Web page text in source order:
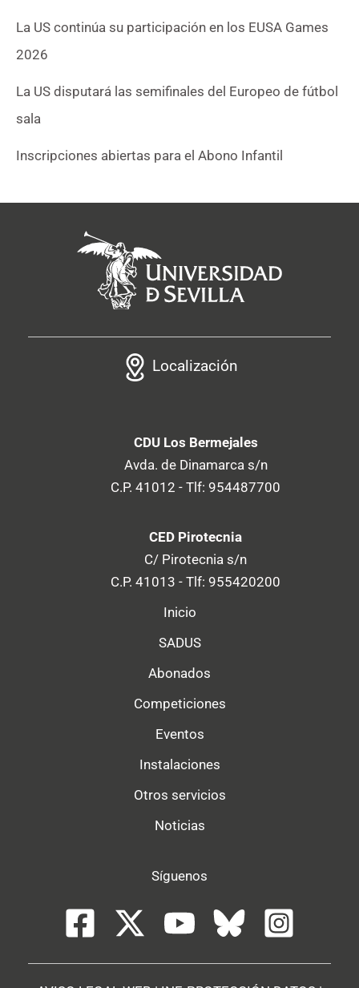
La US continúa su participación en los EUSA Games
2026
La US disputará las semifinales del Europeo de fútbol
sala
Inscripciones abiertas para el Abono Infantil
Localización
CDU Los Bermejales
Avda. de Dinamarca s/n
C.P. 41012 - Tlf: 954487700
CED Pirotecnia
C/ Pirotecnia s/n
C.P. 41013 - Tlf: 955420200
Inicio
SADUS
Abonados
Competiciones
Eventos
Instalaciones
Otros servicios
Noticias
Síguenos